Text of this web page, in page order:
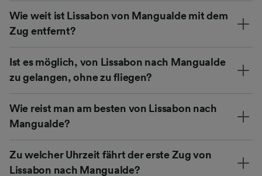
Wie weit ist Lissabon von Mangualde mit dem
Zug entfernt?
Ist es möglich, von Lissabon nach Mangualde
zu gelangen, ohne zu fliegen?
Wie reist man am besten von Lissabon nach
Mangualde?
Zu welcher Uhrzeit fährt der erste Zug von
Lissabon nach Mangualde?